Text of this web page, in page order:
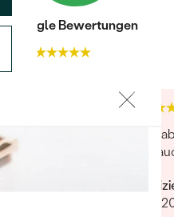
Google Bewertungen
Die
und